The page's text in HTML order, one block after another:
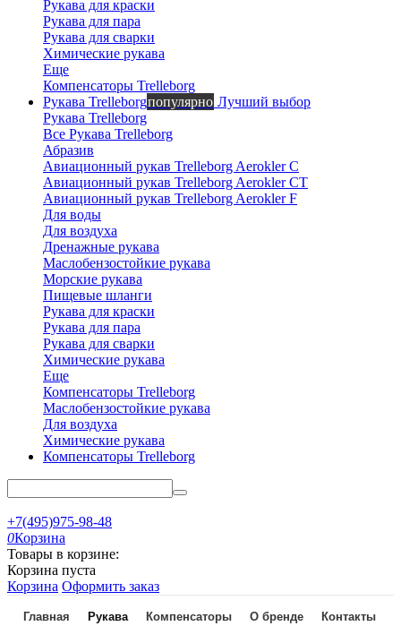
Рукава для краски
Рукава для пара
Рукава для сварки
Химические рукава
Еще
Компенсаторы Trelleborg
Рукава Trelleborgпопулярно Лучший выбор
Рукава Trelleborg
Все Рукава Trelleborg
Абразив
Авиационный рукав Trelleborg Aerokler C
Авиационный рукав Trelleborg Aerokler CT
Авиационный рукав Trelleborg Aerokler F
Для воды
Для воздуха
Дренажные рукава
Маслобензостойкие рукава
Морские рукава
Пищевые шланги
Рукава для краски
Рукава для пара
Рукава для сварки
Химические рукава
Еще
Компенсаторы Trelleborg
Маслобензостойкие рукава
Для воздуха
Химические рукава
Компенсаторы Trelleborg
+7(495)975-98-48
0Корзина
Товары в корзине:
Корзина пуста
Корзина Оформить заказ
Главная Рукава Компенсаторы О бренде Контакты